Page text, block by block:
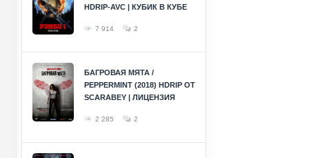
HDRIP-AVC | КУБИК В КУБЕ
7 914 2
БАГРОВАЯ МЯТА /
PEPPERMINT (2018) HDRIP ОТ
SCARABEY | ЛИЦЕНЗИЯ
2 285 2